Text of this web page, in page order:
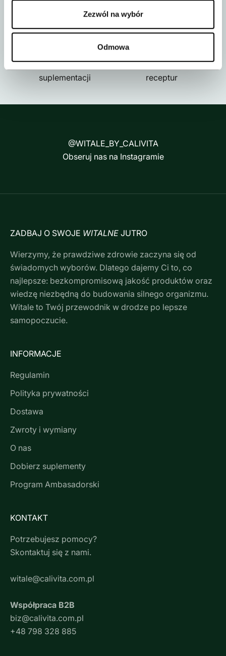
Zezwól na wybór
Odmowa
Kurier w 24h BLIK, Apple/Google Pay
WSPARCIE EKSPERTA
Pomoc w doborze
suplementacji
NATURALNE FORMUŁY
Pełna przejrzystość
receptur
@WITALE_BY_CALIVITA
Obseruj nas na Instagramie
ZADBAJ O SWOJE WITALNE JUTRO
Wierzymy, że prawdziwe zdrowie zaczyna się od
świadomych wyborów. Dlatego dajemy Ci to, co
najlepsze: bezkompromisową jakość produktów oraz
wiedzę niezbędną do budowania silnego organizmu.
Witale to Twój przewodnik w drodze po lepsze
samopoczucie.
INFORMACJE
Regulamin
Polityka prywatności
Dostawa
Zwroty i wymiany
O nas
Dobierz suplementy
Program Ambasadorski
KONTAKT
Potrzebujesz pomocy?
Skontaktuj się z nami.
witale@calivita.com.pl
Współpraca B2B
biz@calivita.com.pl
+48 798 328 885